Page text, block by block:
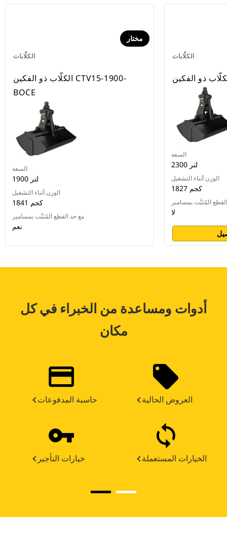
الكلّابات
مختار
الكلّاب ذو الفكين CTV15-1900-
BOCE
السعة
1900 لتر
الوزن أثناء التشغيل
1841 كجم
مع حد القطع المُثبَّت بمسامير
نعم
الكلّابات
السعة
2300 لتر
الوزن أثناء التشغيل
1827 كجم
المُثبَّت بمسامير
لا
أدوات ومساعدة من الخبراء في كل
مكان
حاسبة المدفوعات العروض الحالية
خيارات التأجير الخيارات المستعملة